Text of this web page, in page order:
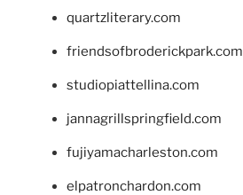
quartzliterary.com
friendsofbroderickpark.com
studiopiattellina.com
jannagrillspringfield.com
fujiyamacharleston.com
elpatronchardon.com